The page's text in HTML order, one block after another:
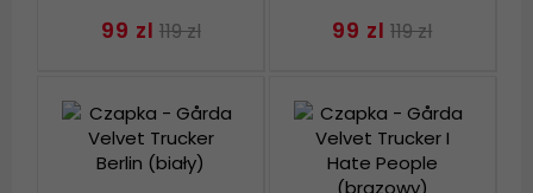
99 zl 119 zl 99 zl 119 zl